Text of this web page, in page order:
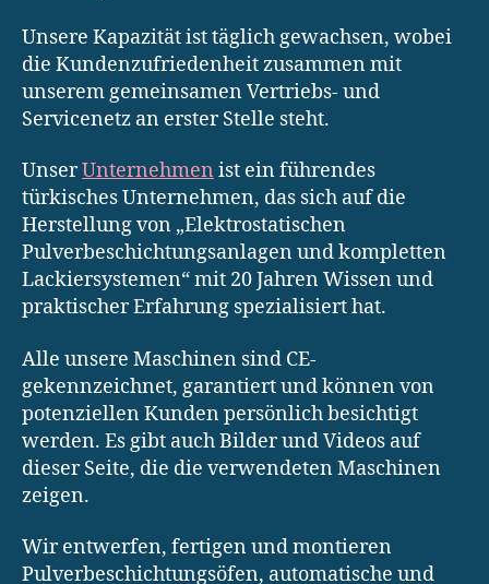
Unsere Kapazität ist täglich gewachsen, wobei
die Kundenzufriedenheit zusammen mit
unserem gemeinsamen Vertriebs- und
Servicenetz an erster Stelle steht.
UnserUnternehmen ist ein führendes
türkisches Unternehmen, das sich auf die
Herstellung von „Elektrostatischen
Pulverbeschichtungsanlagen und kompletten
Lackiersystemen“ mit 20 Jahren Wissen und
praktischer Erfahrung spezialisiert hat.
Alle unsere Maschinen sind CE-
gekennzeichnet, garantiert und können von
potenziellen Kunden persönlich besichtigt
werden. Es gibt auch Bilder und Videos auf
dieser Seite, die die verwendeten Maschinen
zeigen.
Wir entwerfen, fertigen und montieren
Pulverbeschichtungsöfen, automatische und